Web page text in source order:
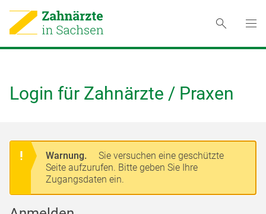
Login für Zahnärzte / Praxen
Warnung.
Sie versuchen eine geschützte
Seite aufzurufen. Bitte geben Sie Ihre
Zugangsdaten ein.